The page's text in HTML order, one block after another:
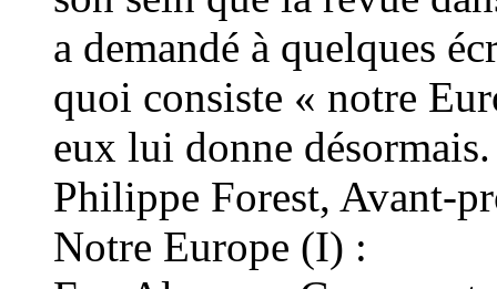
a demandé à quelques
quoi consiste « notre
eux lui donne désormais.
Philippe Forest, Avant-
Notre Europe (I) :